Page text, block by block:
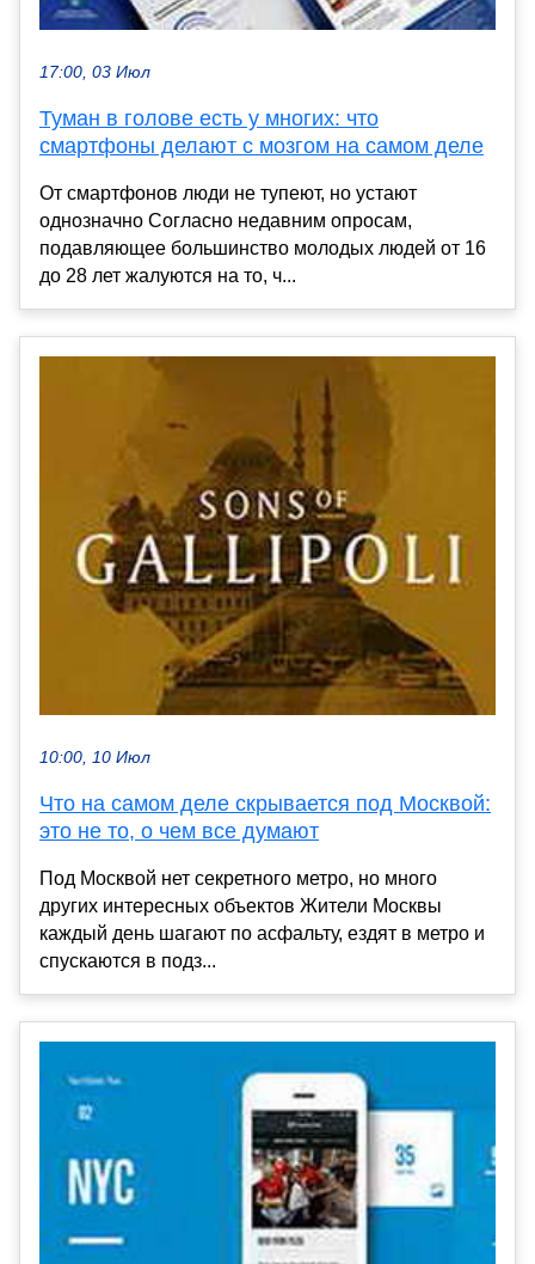
17:00, 03 Июл
Туман в голове есть у многих: что
смартфоны делают с мозгом на самом деле
От смартфонов люди не тупеют, но устают
однозначно Согласно недавним опросам,
подавляющее большинство молодых людей от 16
до 28 лет жалуются на то, ч...
10:00, 10 Июл
Что на самом деле скрывается под Москвой:
это не то, о чем все думают
Под Москвой нет секретного метро, но много
других интересных объектов Жители Москвы
каждый день шагают по асфальту, ездят в метро и
спускаются в подз...